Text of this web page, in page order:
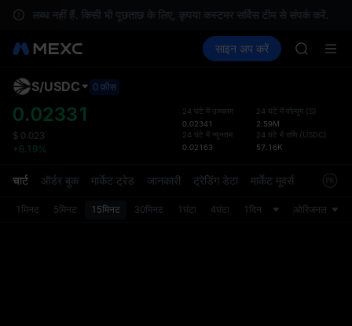
उपलब्ध नहीं हैं. किसी भी पूछताछ के लिए, कृपया कस्टमर सर्विस टीम से संपर्क करें.
स्पॉट फ़्यूचर्स SPCX कमाएँ
साइन अप करें
SPCX
AAOI
AAOI
SPCX
को
S/USDC 0 फ़ीस
0.02331
$ 0.023
+6.19%
24 घंटे में उच्चतम
0.02341
24 घंटे में न्यूनतम
0.02163
24 घंटे में वॉल्यूम (S)
2.59M
24 घंटे में राशि (USDC)
57.16K
चार्ट ऑर्डर बुक मार्केट ट्रेड जानकारी ट्रेडिंग डेटा मार्केट मूवर्स
1मिनट 5मिनट 15मिनट 30मिनट 1घंटा 4घंटा 1दिन ओरिजनल